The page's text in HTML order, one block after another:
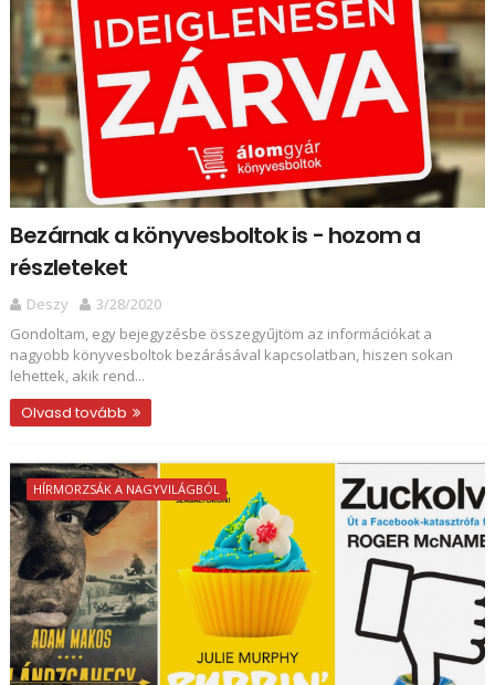
Bezárnak a könyvesboltok is - hozom a
részleteket
Deszy
3/28/2020
Gondoltam, egy bejegyzésbe összegyűjtöm az információkat a
nagyobb könyvesboltok bezárásával kapcsolatban, hiszen sokan
lehettek, akik rend...
Olvasd tovább
HÍRMORZSÁK A NAGYVILÁGBÓL